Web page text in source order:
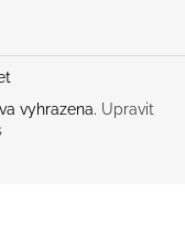
vyhrazena. Upravit